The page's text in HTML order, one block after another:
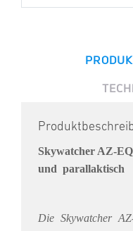
Skywatcher AZ-
und parallaktisch
Die Skywatcher